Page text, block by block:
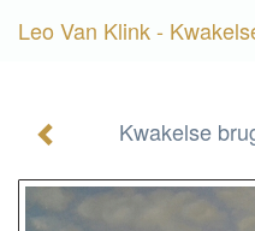
Kwakelse